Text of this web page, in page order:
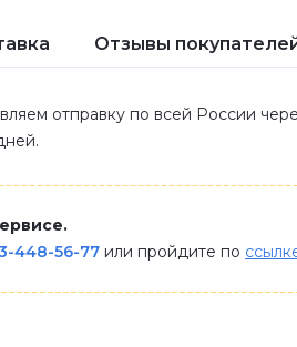
Отзывы
отправку по всей России
448-56-77 или пройдите по